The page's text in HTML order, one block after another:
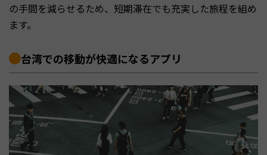
の手間を減らせるため、短期滞在でも充実した旅程を組め
ます。
台湾での移動が快適になるアプリ